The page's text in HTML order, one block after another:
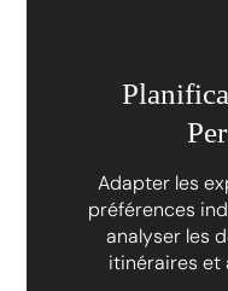
Adapter les
préférences
analyser les
itinéraires et